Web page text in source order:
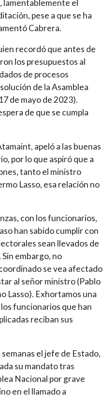
lamentablemente el
pese a que se ha
Cabrera.
recordó que antes de
los presupuestos al
de procesos
de la Asamblea
de mayo de 2023).
de que se cumpla
apeló a las buenas
por lo que aspiró que a
tanto el ministro
Lasso, esa relación no
con los funcionarios,
han sabido cumplir con
sean llevados de
embargo, no
se vea afectado
al señor ministro (Pablo
Lasso). Exhortamos una
funcionarios que han
reciban sus
el jefe de Estado,
su mandato tras
Nacional por grave
en el llamado a